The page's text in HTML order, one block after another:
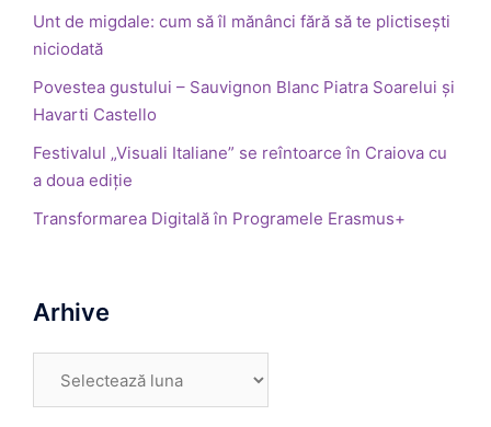
Unt de migdale: cum să îl mănânci fără să te plictisești
niciodată
Povestea gustului – Sauvignon Blanc Piatra Soarelui și
Havarti Castello
Festivalul „Visuali Italiane” se reîntoarce în Craiova cu
a doua ediție
Transformarea Digitală în Programele Erasmus+
Arhive